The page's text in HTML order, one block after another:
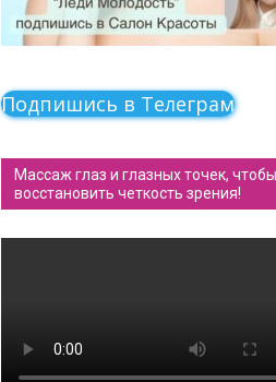
Подпишись в Телеграм
Массаж глаз и глазных точек, чтобы
восстановить четкость зрения!